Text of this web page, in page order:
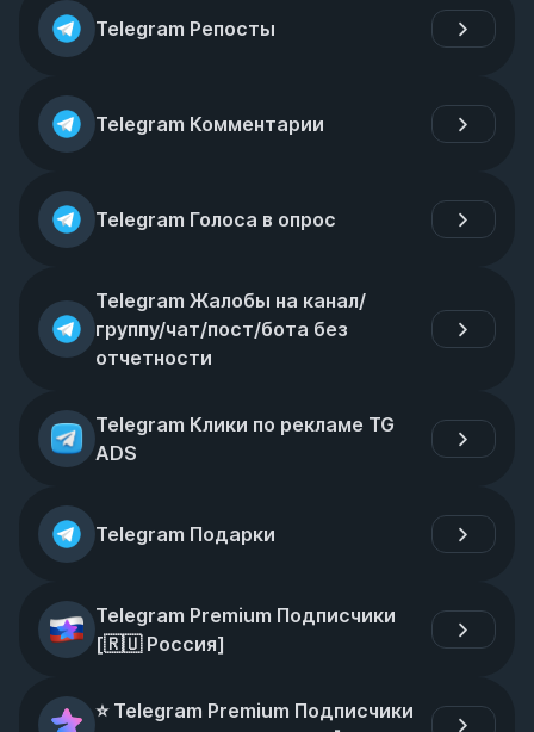
Telegram Репосты
Telegram Комментарии
Telegram Голоса в опрос
Telegram Жалобы на канал/
группу/чат/пост/бота без
отчетности
Telegram Клики по рекламе TG
ADS
Telegram Подарки
Telegram Premium Подписчики
[🇷🇺 Россия]
⭐️ Telegram Premium Подписчики